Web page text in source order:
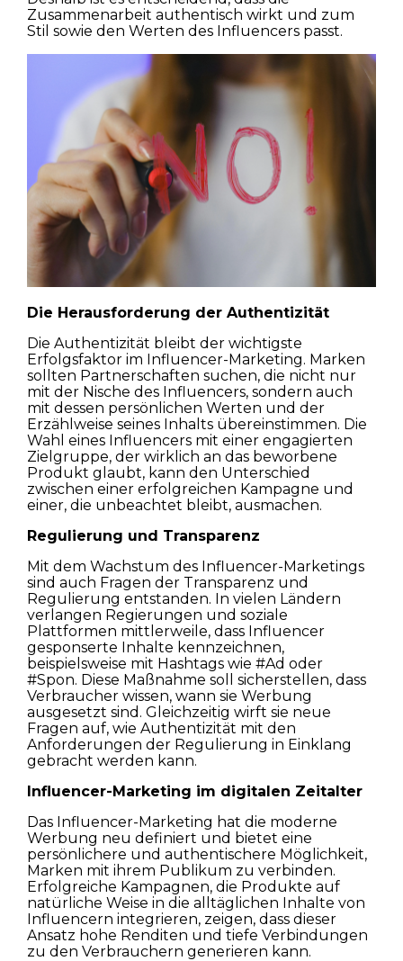
Zusammenarbeit authentisch wirkt und zum
Stil sowie den Werten des Influencers passt.
Die Herausforderung der Authentizität
Die Authentizität bleibt der wichtigste
Erfolgsfaktor im Influencer-Marketing. Marken
sollten Partnerschaften suchen, die nicht nur
mit der Nische des Influencers, sondern auch
mit dessen persönlichen Werten und der
Erzählweise seines Inhalts übereinstimmen. Die
Wahl eines Influencers mit einer engagierten
Zielgruppe, der wirklich an das beworbene
Produkt glaubt, kann den Unterschied
zwischen einer erfolgreichen Kampagne und
einer, die unbeachtet bleibt, ausmachen.
Regulierung und Transparenz
Mit dem Wachstum des Influencer-Marketings
sind auch Fragen der Transparenz und
Regulierung entstanden. In vielen Ländern
verlangen Regierungen und soziale
Plattformen mittlerweile, dass Influencer
gesponserte Inhalte kennzeichnen,
beispielsweise mit Hashtags wie #Ad oder
#Spon. Diese Maßnahme soll sicherstellen, dass
Verbraucher wissen, wann sie Werbung
ausgesetzt sind. Gleichzeitig wirft sie neue
Fragen auf, wie Authentizität mit den
Anforderungen der Regulierung in Einklang
gebracht werden kann.
Influencer-Marketing im digitalen Zeitalter
Das Influencer-Marketing hat die moderne
Werbung neu definiert und bietet eine
persönlichere und authentischere Möglichkeit,
Marken mit ihrem Publikum zu verbinden.
Erfolgreiche Kampagnen, die Produkte auf
natürliche Weise in die alltäglichen Inhalte von
Influencern integrieren, zeigen, dass dieser
Ansatz hohe Renditen und tiefe Verbindungen
zu den Verbrauchern generieren kann.